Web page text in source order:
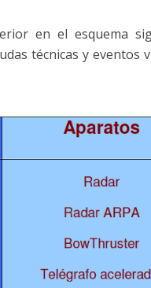
en el esquema
técnicas y